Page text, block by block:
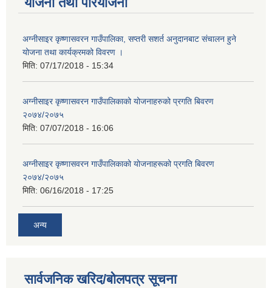
अग्नीसाइर कृष्णासवरन गाउँपालिका, सप्तरी सशर्त अनुदानबाट संचालन हुने
योजना तथा कार्यक्रमको विवरण ।
मिति: 07/17/2018 - 15:34
अग्नीसाइर कृष्णासवरन गाउँपालिकाको योजनाहरुको प्रगति बिवरण
२०७४/२०७५
मिति: 07/07/2018 - 16:06
अग्नीसाइर कृष्णासवरन गाउँपालिकाको योजनाहरूको प्रगति बिवरण
२०७४/२०७५
मिति: 06/16/2018 - 17:25
अन्य
सार्वजनिक खरिद/बोलपत्र सूचना